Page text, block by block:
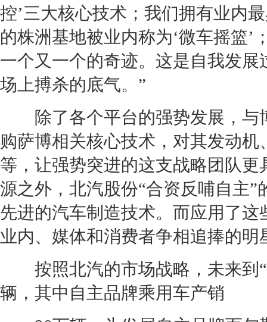
控’三大核心技术；我们拥有业内
的株洲基地被业内称为‘微车摇篮’
一个又一个的奇迹。这是自我发
场上搏杀的底气。”
除了各个平台的强势发展，与
购萨博相关核心技术，对其发动机
等，让强势突进的这支战略团队更
源之外，北汽股份“合资反哺自主
先进的汽车制造技术。而应用了
业内、媒体和消费者争相追捧的明
按照北汽的市场战略，未来到“
辆，其中自主品牌乘用车产销